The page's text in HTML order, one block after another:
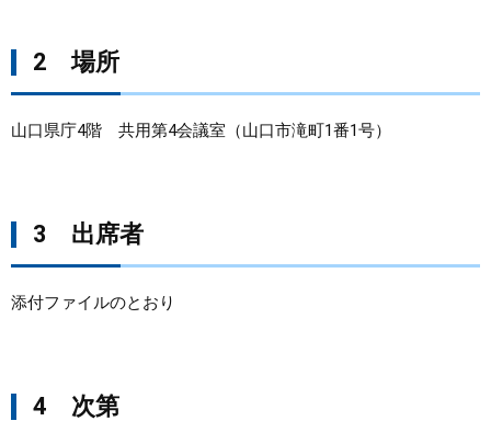
2 場所
山口県庁4階 共用第4会議室（山口市滝町1番1号）
3 出席者
添付ファイルのとおり
4 次第